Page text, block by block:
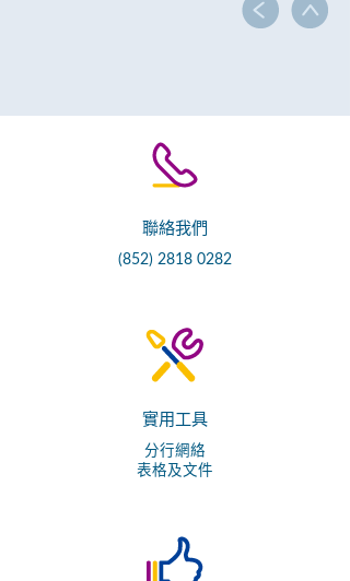
聯絡我們
(852) 2818 0282
實用工具
分行網絡
表格及文件